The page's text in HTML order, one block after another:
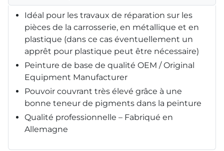
Idéal pour les travaux de réparation sur les
pièces de la carrosserie, en métallique et en
plastique (dans ce cas éventuellement un
apprêt pour plastique peut être nécessaire)
Peinture de base de qualité OEM / Original
Equipment Manufacturer
Pouvoir couvrant très élevé grâce à une
bonne teneur de pigments dans la peinture
Qualité professionnelle – Fabriqué en
Allemagne